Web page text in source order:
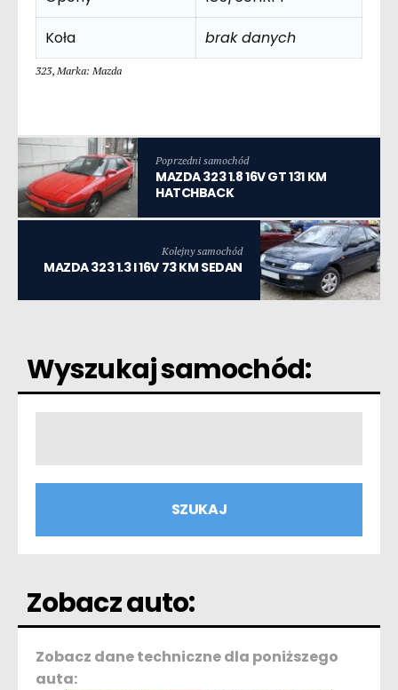
Koła
brak danych
323, Marka: Mazda
Poprzedni samochód
MAZDA 323 1.8 16V GT 131 KM
HATCHBACK
Kolejny samochód
MAZDA 323 1.3 I 16V 73 KM SEDAN
Wyszukaj samochód:
Zobacz auto:
Zobacz dane techniczne dla poniższego
auta: